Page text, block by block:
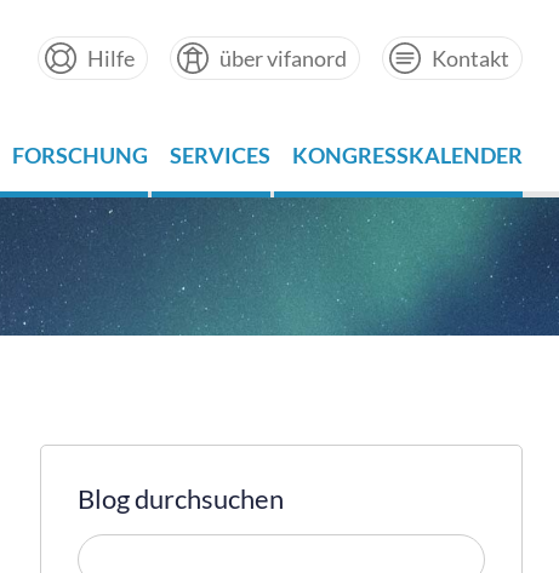
Hilfe über vifanord Kontakt
FORSCHUNG SERVICES KONGRESSKALENDER
Blog durchsuchen